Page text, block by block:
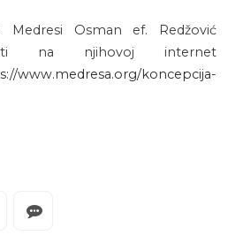
Medresi Osman ef. Redžović
na njihovoj internet
www.medresa.org/koncepcija-